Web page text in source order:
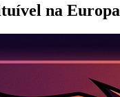
na Europa